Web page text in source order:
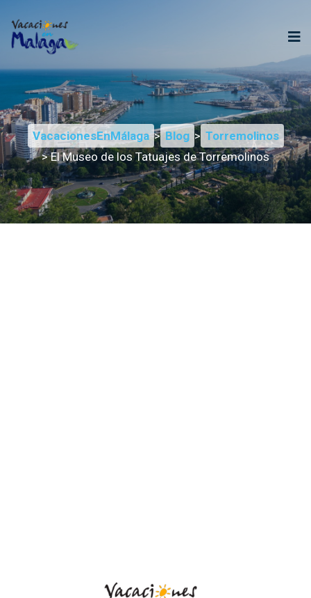
VacacionesEnMálaga > Blog > Torremolinos
> El Museo de los Tatuajes de Torremolinos